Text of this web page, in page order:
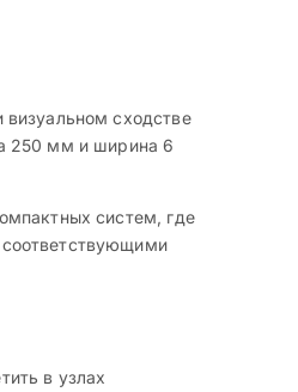
сходстве
250 мм и ширина 6
систем, где
соответствующими
в узлах